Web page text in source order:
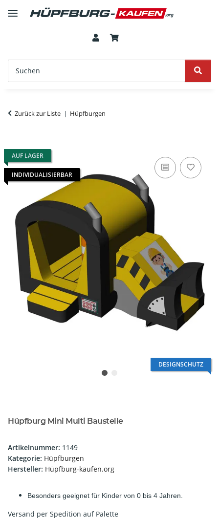
Zurück zur Liste Hüpfburgen
AUF LAGER
INDIVIDUALISIERBAR
DESIGNSCHUTZ
Hüpfburg Mini Multi Baustelle
Artikelnummer: 1149
Kategorie: Hüpfburgen
Hersteller: Hüpfburg-kaufen.org
Besonders geeignet für Kinder von 0 bis 4 Jahren.
Versand per Spedition auf Palette